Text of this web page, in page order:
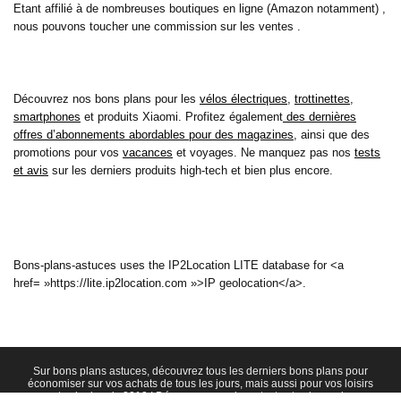
Etant affilié à de nombreuses boutiques en ligne (Amazon notamment) ,
nous pouvons toucher une commission sur les ventes .
Découvrez nos bons plans pour les vélos électriques trottinettes
smartphones et produits Xiaomi. Profitez également des dernières
offres d’abonnements abordables pour des magazines , ainsi que des
promotions pour vos vacances et voyages. Ne manquez pas nos tests
et avis sur les derniers produits high-tech et bien plus encore.
Bons-plans-astuces uses the IP2Location LITE database for <a
href= »https://lite.ip2location.com »>IP geolocation</a>.
Sur bons plans astuces, découvrez tous les derniers bons plans pour
économiser sur vos achats de tous les jours, mais aussi pour vos loisirs
et cela depuis 2010 ! Découvrez aussi nos tests et avis sur de